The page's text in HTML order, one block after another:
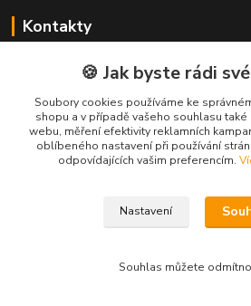
Kontakty
Zákaznická podpora Spojovat.cz
+420 606 036 459
(PO-PÁ, 8-16 hod.)
info@spojovat.cz
Všechna práva vyhrazena
🍪 Jak byste rádi
Soubory cookies používáme ke
shopu a v případě vašeho souhlasu
webu, měření efektivity reklamních
oblíbeného nastavení při používání
odpovídajících vašim preferencím.
Nastavení
Souhlas můžete